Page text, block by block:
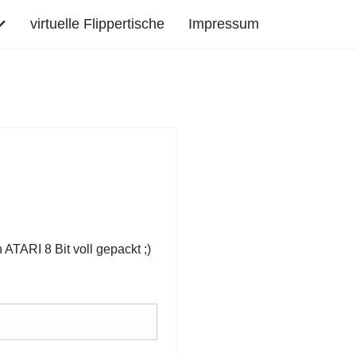
virtuelle Flippertische Impressum
8 Bit voll gepackt ;)